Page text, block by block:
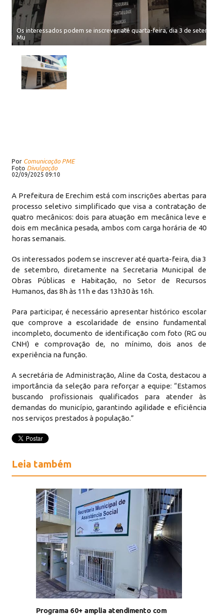
Os interessados podem se inscrever até quarta-feira, dia 3 de
Mu
Por Comunicação PME
Foto Divulgação
02/09/2025 09:10
A Prefeitura de Erechim está com inscrições abertas para
processo seletivo simplificado que visa a contratação de
quatro mecânicos: dois para atuação em mecânica leve e
dois em mecânica pesada, ambos com carga horária de 40
horas semanais.
Os interessados podem se inscrever até quarta-feira, dia 3
de setembro, diretamente na Secretaria Municipal de
Obras Públicas e Habitação, no Setor de Recursos
Humanos, das 8h às 11h e das 13h30 às 16h.
Para participar, é necessário apresentar histórico escolar
que comprove a escolaridade de ensino fundamental
incompleto, documento de identificação com foto (RG ou
CNH) e comprovação de, no mínimo, dois anos de
experiência na função.
A secretária de Administração, Aline da Costa, destacou a
importância da seleção para reforçar a equipe: “Estamos
buscando profissionais qualificados para atender às
demandas do município, garantindo agilidade e eficiência
nos serviços prestados à população.”
Leia também
Programa 60+ amplia atendimento com